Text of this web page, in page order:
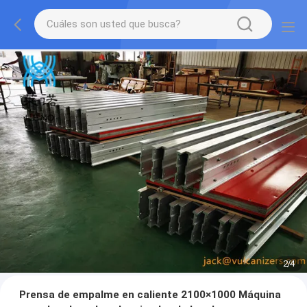
2/4
Prensa de empalme en caliente 2100×1000 Máquina